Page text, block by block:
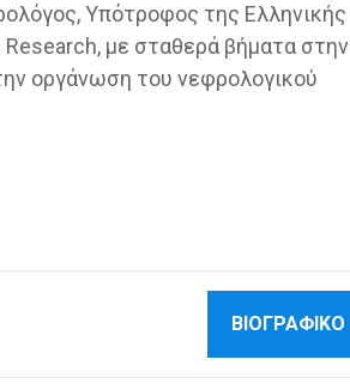
Υπότροφος της Ελληνικής
με σταθερά βήματα στην
οργάνωση του νεφρολογικού
ΒΙΟΓΡΑΦΙΚΟ